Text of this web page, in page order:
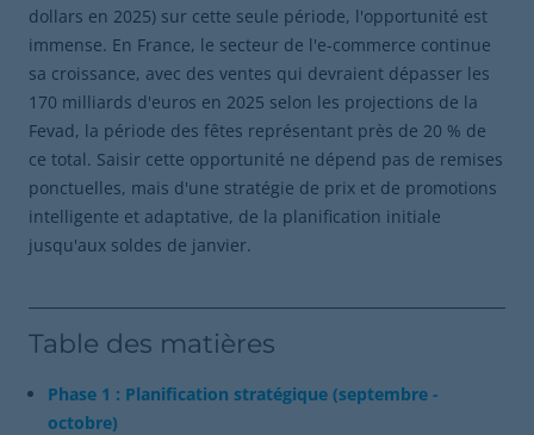
dollars en 2025) sur cette seule période, l'opportunité est
immense. En France, le secteur de l'e-commerce continue
sa croissance, avec des ventes qui devraient dépasser les
170 milliards d'euros en 2025 selon les projections de la
Fevad, la période des fêtes représentant près de 20 % de
ce total. Saisir cette opportunité ne dépend pas de remises
ponctuelles, mais d'une stratégie de prix et de promotions
intelligente et adaptative, de la planification initiale
jusqu'aux soldes de janvier.
Table des matières
Phase 1 : Planification stratégique (septembre -
octobre)